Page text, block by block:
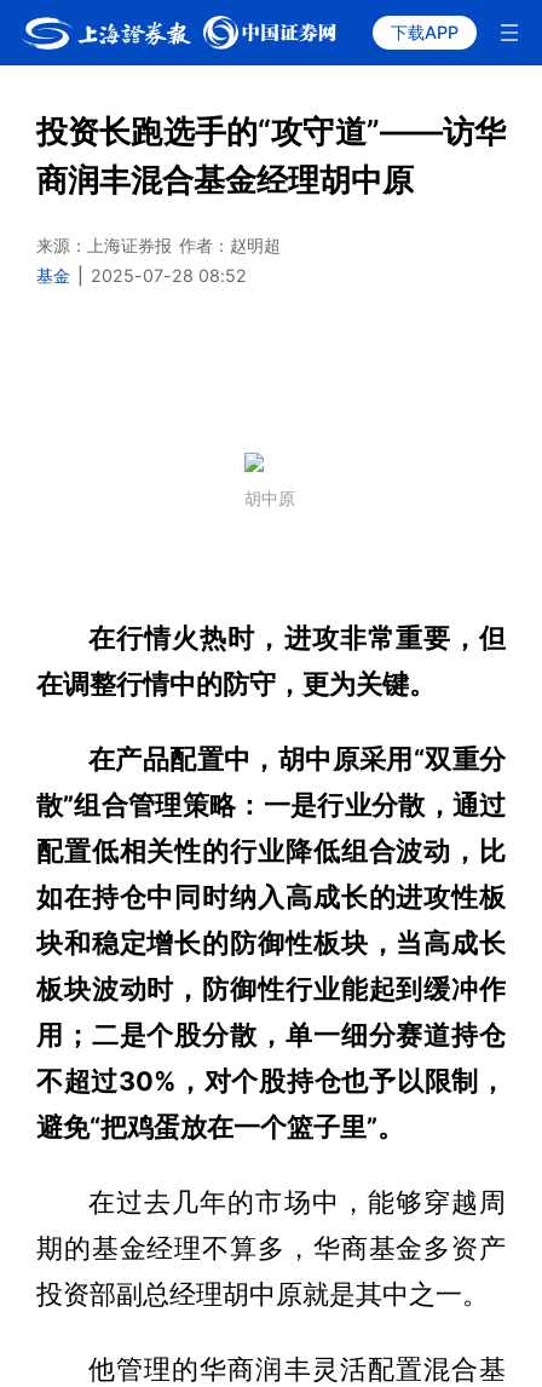
下载APP
投资长跑选手的“攻守道”——访华
商润丰混合基金经理胡中原
来源：上海证券报 作者：赵明超
基金
2025-07-28 08:52
胡中原
在行情火热时，进攻非常重要，但
在调整行情中的防守，更为关键。
在产品配置中，胡中原采用“双重分
散”组合管理策略：一是行业分散，通过
配置低相关性的行业降低组合波动，比
如在持仓中同时纳入高成长的进攻性板
块和稳定增长的防御性板块，当高成长
板块波动时，防御性行业能起到缓冲作
用；二是个股分散，单一细分赛道持仓
不超过30%，对个股持仓也予以限制，
避免“把鸡蛋放在一个篮子里”。
在过去几年的市场中，能够穿越周
期的基金经理不算多，华商基金多资产
投资部副总经理胡中原就是其中之一。
他管理的华商润丰灵活配置混合基